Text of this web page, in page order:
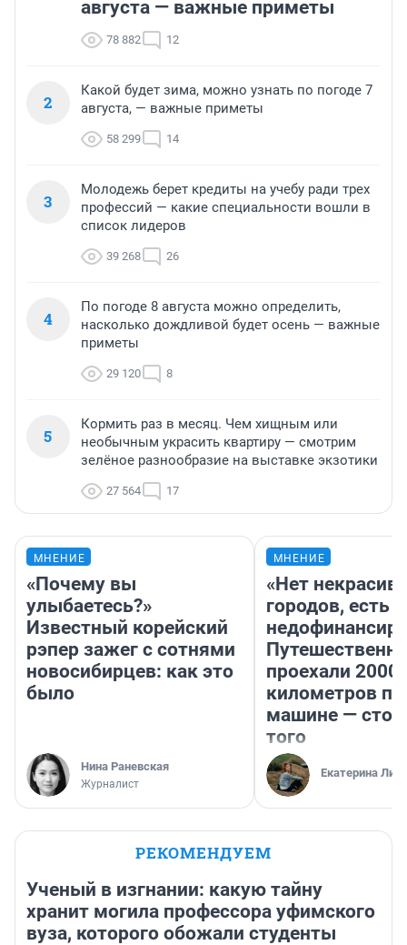
августа — важные приметы
78 882 12
2
Какой будет зима, можно узнать по погоде 7
августа, — важные приметы
58 299 14
3
Молодежь берет кредиты на учебу ради трех
профессий — какие специальности вошли в
список лидеров
39 268 26
4
По погоде 8 августа можно определить,
насколько дождливой будет осень — важные
приметы
29 120 8
5
Кормить раз в месяц. Чем хищным или
необычным украсить квартиру — смотрим
зелёное разнообразие на выставке экзотики
27 564 17
МНЕНИЕ
«Почему вы
улыбаетесь?»
Известный корейский
рэпер зажег с сотнями
новосибирцев: как это
было
Нина Раневская
Журналист
МНЕНИЕ
«Нет
городов, есть
проехали 2000
километров по
машине —
того
Екатерина
РЕКОМЕНДУЕМ
Ученый в изгнании: какую тайну
хранит могила профессора уфимского
вуза, которого обожали студенты